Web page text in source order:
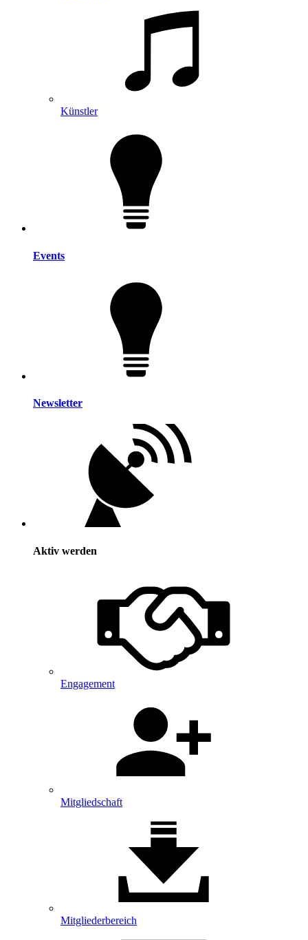
Künstler
Events
Newsletter
Aktiv werden
Engagement
Mitgliedschaft
Mitglieder­bereich